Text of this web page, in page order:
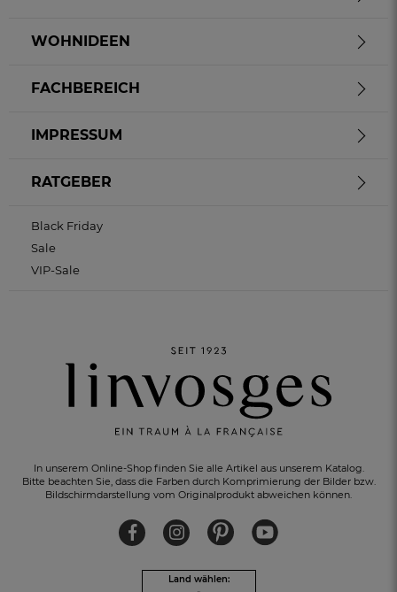
KOSTENLOSER RÜCKVERSAND innerhalb von 30 Tagen
In unserem Online-Shop finden Sie alle Artikel aus unserem Katalog.
Bitte beachten Sie, dass die Farben durch Komprimierung der Bilder bzw.
Bildschirmdarstellung vom Originalprodukt abweichen können.
Land wählen:
WOHNIDEEN
FACHBEREICH
IMPRESSUM
RATGEBER
Black Friday
Sale
VIP-Sale